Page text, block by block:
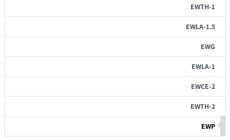
EWTH-1
EWLA-1.5
EWG
EWLA-1
EWCE-2
EWTH-2
EWP